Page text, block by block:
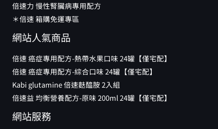
倍速力 慢性腎臟病專用配方
＊倍速 箱購免運專區
網站人氣商品
倍速 癌症專用配方-熱帶水果口味 24罐【僅宅配】
倍速 癌症專用配方-綜合口味 24罐【僅宅配】
Kabi glutamine 倍速麩醯胺 2入組
倍速益 均衡營養配方-原味 200ml 24罐【僅宅配】
網站服務